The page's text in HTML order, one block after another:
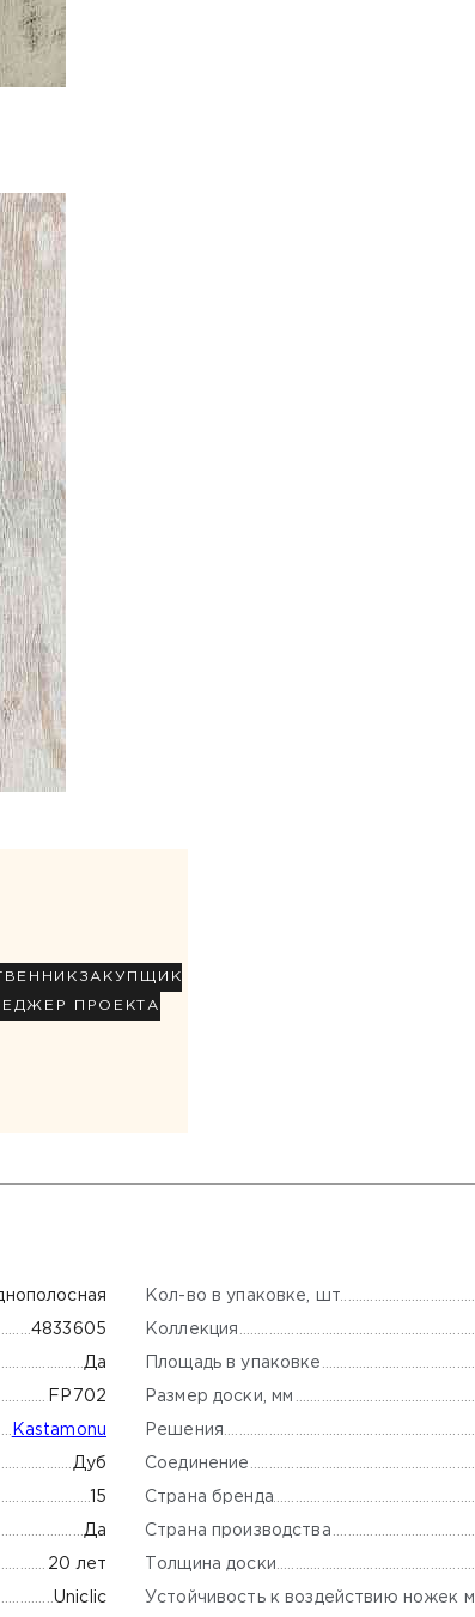
ЗАКУПЩИК
ПРОЕКТА
4833605
Да
FP702
Kastamonu
Дуб
15
Да
20 лет
Uniclic
Кол-во в упаковке, шт
Коллекция
Площадь в упаковке
Размер доски, мм
Решения
Соединение
Страна бренда
Страна производства
Толщина доски
Устойчивость к воздействию ножек